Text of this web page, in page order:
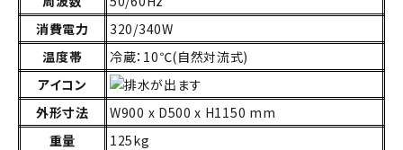
消費電力
320/340W
温度帯
冷蔵：10℃(自然対流式)
アイコン
外形寸法
W900 x D500 x H1150 mm
重量
125kg